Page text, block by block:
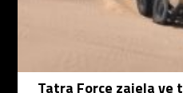
Tatra Force zajela ve